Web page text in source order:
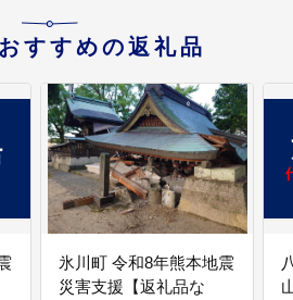
すすめの返礼品
氷川町 令和8年熊本地震
災害支援【返礼品な